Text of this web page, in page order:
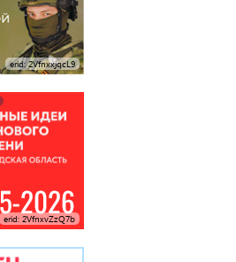
erid: 2VfnxxjqcL9
erid: 2VfnxvZzQ7b